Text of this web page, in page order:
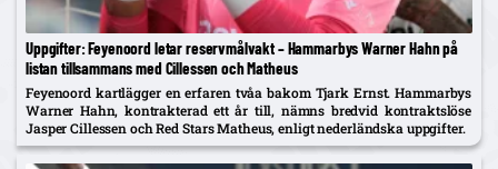
Uppgifter: Feyenoord letar reservmålvakt – Hammarbys Warner Hahn på
listan tillsammans med Cillessen och Matheus
Feyenoord kartlägger en erfaren tvåa bakom Tjark Ernst. Hammarbys
Warner Hahn, kontrakterad ett år till, nämns bredvid kontraktslöse
Jasper Cillessen och Red Stars Matheus, enligt nederländska uppgifter.